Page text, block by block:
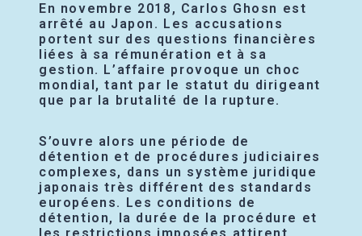
En novembre 2018, Carlos Ghosn est
arrêté au Japon. Les accusations
portent sur des questions financières
liées à sa rémunération et à sa
gestion. L’affaire provoque un choc
mondial, tant par le statut du dirigeant
que par la brutalité de la rupture.
S’ouvre alors une période de
détention et de procédures judiciaires
complexes, dans un système juridique
japonais très différent des standards
européens. Les conditions de
détention, la durée de la procédure et